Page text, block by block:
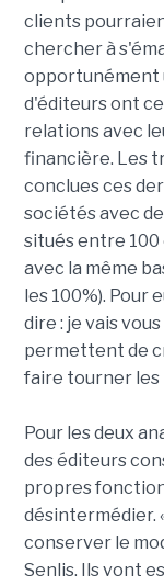
clients
chercher à
opportunément
d'éditeurs ont
relations avec
financière. Les
conclues ces
sociétés avec
situés entre 100
avec la même
les 100%). Pour
dire : je vais
permettent de
faire tourner les
Pour les deux
des éditeurs
propres
désintermédier.
conserver le
Senlis. Ils vont